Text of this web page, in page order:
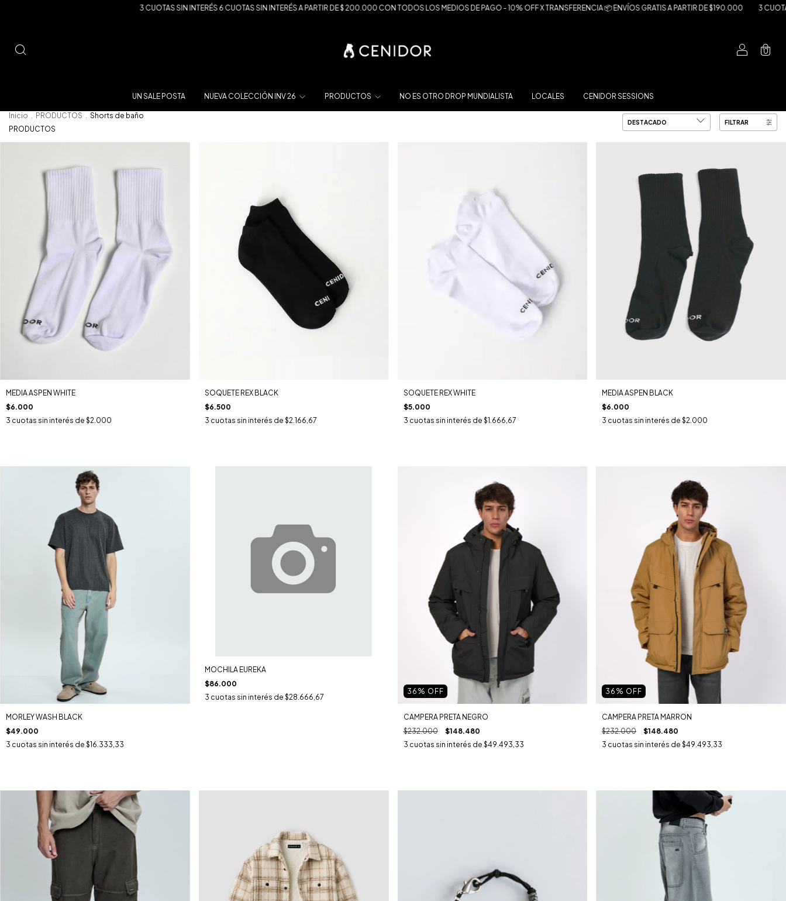
3 CUOTAS SIN INTERÉS 6 CUOTAS SIN INTERÉS A PARTIR DE $ 200.000 CON TODOS LOS MEDIOS DE PAGO - 10% OFF X TRANSFERENCIA 📦 ENVÍOS GRATIS A PARTIR DE $190.000 3 CUOTAS SIN INTERÉS 6
0
UN SALE POSTA NUEVA COLECCIÓN INV 26 PRODUCTOS NO ES OTRO DROP MUNDIALISTA LOCALES CENIDOR SESSIONS
Inicio . PRODUCTOS . Shorts de baño
PRODUCTOS
FILTRAR
MEDIA ASPEN WHITE
$6.000
3 cuotas sin interés de $2.000
SOQUETE REX BLACK
$6.500
3 cuotas sin interés de $2.166,67
SOQUETE REX WHITE
$5.000
3 cuotas sin interés de $1.666,67
MEDIA ASPEN BLACK
$6.000
3 cuotas sin interés de$2.000
MORLEY WASH BLACK
$49.000
3 cuotas sin interés de $16.333,33
MOCHILA EUREKA
$86.000
3 cuotas sin interés de $28.666,67
36 % OFF
CAMPERA PRETA NEGRO
$232.000
$148.480
3 cuotas sin interés de $49.493,33
36 % OFF
CAMPERA PRETA MARRON
$232.000
$148.480
3 cuotas sin interés de$49.493,33